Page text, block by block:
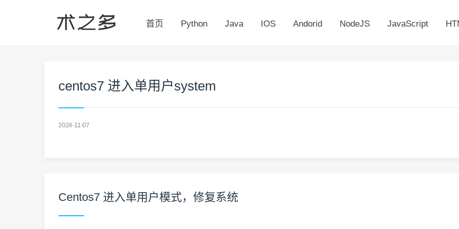
首页 Python Java IOS Andorid NodeJS JavaScript
centos7 进入单用户system
2024-11-07
Centos7 进入单用户模式，修复系统